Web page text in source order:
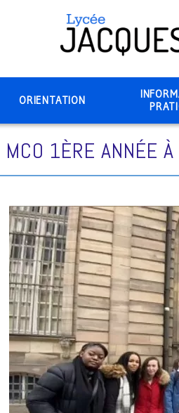
ORIENTATION
1ÈRE ANNÉE